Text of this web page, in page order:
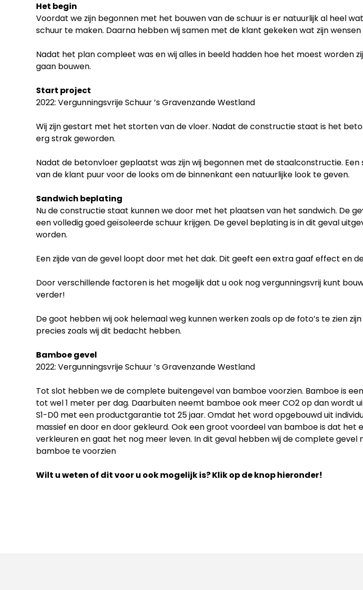
Het begin
Voordat we zijn begonnen met het bouwen van de schuur is er natuurlijk al heel
schuur te maken. Daarna hebben wij samen met de klant gekeken wat zijn
Nadat het plan compleet was en wij alles in beeld hadden hoe het moest worden
gaan bouwen.
Start project
2022: Vergunningsvrije Schuur ’s Gravenzande Westland
Wij zijn gestart met het storten van de vloer. Nadat de constructie staat is het
erg strak geworden.
Nadat de betonvloer geplaatst was zijn wij begonnen met de staalconstructie.
van de klant puur voor de looks om de binnenkant een natuurlijke look te geven.
Sandwich beplating
Nu de constructie staat kunnen we door met het plaatsen van het sandwich. De
een volledig goed geïsoleerde schuur krijgen. De gevel beplating is in dit geval
worden.
Een zijde van de gevel loopt door met het dak. Dit geeft een extra gaaf effect en
Door verschillende factoren is het mogelijk dat u ook nog vergunningsvrij kunt
verder!
De goot hebben wij ook helemaal weg kunnen werken zoals op de foto’s te zien
precies zoals wij dit bedacht hebben.
Bamboe gevel
2022: Vergunningsvrije Schuur ’s Gravenzande Westland
Tot slot hebben we de complete buitengevel van bamboe voorzien. Bamboe is
tot wel 1 meter per dag. Daarbuiten neemt bamboe ook meer CO2 op dan
S1-D0 met een productgarantie tot 25 jaar. Omdat het word opgebouwd uit
massief en door en door gekleurd. Ook een groot voordeel van bamboe is dat
verkleuren en gaat het nog meer leven. In dit geval hebben wij de complete
bamboe te voorzien
Wilt u weten of dit voor u ook mogelijk is? Klik op de knop hieronder!